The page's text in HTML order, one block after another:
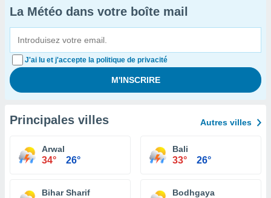
La Météo dans votre boîte mail
J'ai lu et j'accepte la politique de privacité
Principales villes Autres villes
Arwal
34° 26°
Bali
33° 26°
Bihar Sharif Bodhgaya